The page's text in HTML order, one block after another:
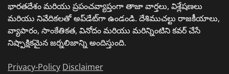
భారతదేశం మరియు ప్రపంచవ్యాప్తంగా తాజా వార్తలు, విశ్లేషణలు
మరియు నివేదికలతో అప్‌డేట్‌గా ఉండండి. దేశిముచల్టు రాజకీయాలు,
వ్యాపారం, సాంకేతికత, వినోదం మరియు మరిన్నింటిని కవర్ చేసే
నిష్పాక్షికమైన జర్నలిజాన్ని అందిస్తుంది.
Privacy-Policy Disclaimer